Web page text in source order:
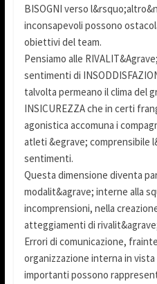
BISOGNI verso
inconsapevoli possono
obiettivi del team.
Pensiamo alle
sentimenti di
talvolta permeano il clima del
INSICUREZZA che in certi
agonistica accomuna i
atleti &egrave; comprensibile
sentimenti.
Questa dimensione diventa
modalit&agrave; interne alla
incomprensioni, nella
atteggiamenti di
Errori di comunicazione,
organizzazione interna in
importanti possono